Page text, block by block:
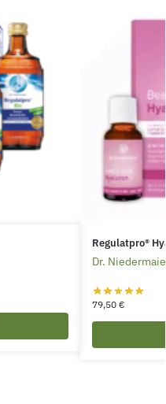
Regulatpro®
Dr.
79,50 €